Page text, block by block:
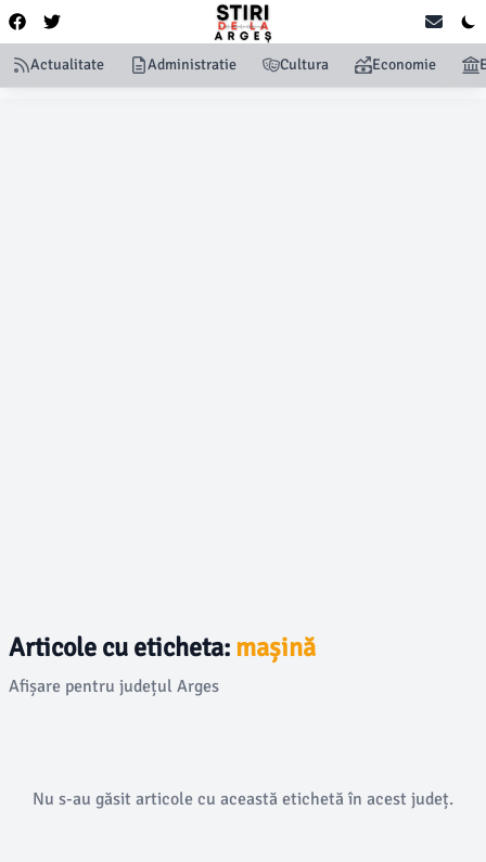
Actualitate Administratie Cultura Economie
Articole cu eticheta: mașină
Afișare pentru județul Arges
Nu s-au găsit articole cu această etichetă în acest județ.